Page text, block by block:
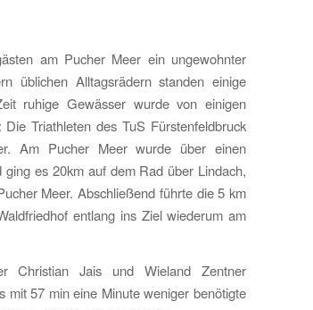
am Pucher Meer ein ungewohnter
üblichen Alltagsrädern standen einige
ruhige Gewässer wurde von einigen
Triathleten des TuS Fürstenfeldbruck
Am Pucher Meer wurde über einen
es 20km auf dem Rad über Lindach,
Meer. Abschließend führte die 5 km
entlang ins Ziel wiederum am
Christian Jais und Wieland Zentner
mit 57 min eine Minute weniger benötigte